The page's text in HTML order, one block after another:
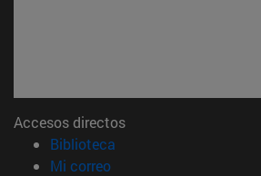
Accesos directos
Biblioteca
Mi correo(abre en nueva ventana)